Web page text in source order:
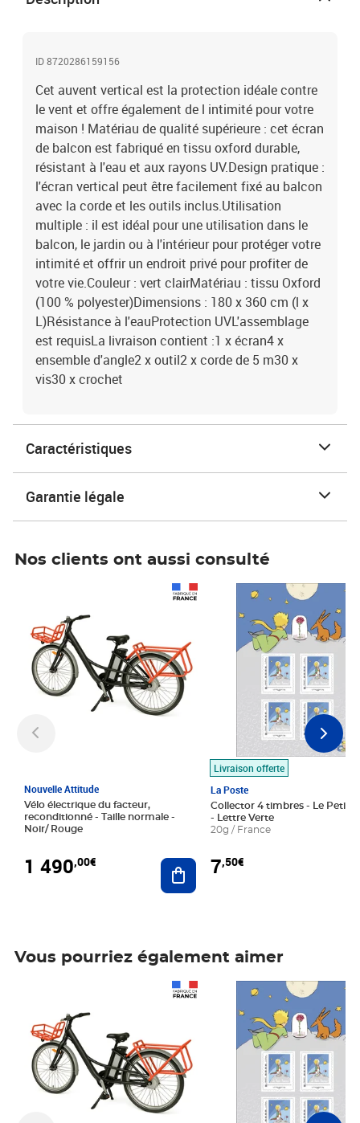
ID 8720286159156
Cet auvent vertical est la protection idéale contre
le vent et offre également de l intimité pour votre
maison ! Matériau de qualité supérieure : cet écran
de balcon est fabriqué en tissu oxford durable,
résistant à l'eau et aux rayons UV.Design pratique :
l'écran vertical peut être facilement fixé au balcon
avec la corde et les outils inclus.Utilisation
multiple : il est idéal pour une utilisation dans le
balcon, le jardin ou à l'intérieur pour protéger votre
intimité et offrir un endroit privé pour profiter de
votre vie.Couleur : vert clairMatériau : tissu Oxford
(100 % polyester)Dimensions : 180 x 360 cm (l x
L)Résistance à l'eauProtection UVL'assemblage
est requisLa livraison contient :1 x écran4 x
ensemble d'angle2 x outil2 x corde de 5 m30 x
vis30 x crochet
Caractéristiques
Garantie légale
Nos clients ont aussi consulté
Nouvelle Attitude
Vélo électrique du facteur,
reconditionné - Taille normale -
Noir/ Rouge
1 490,00€ Ajouter au panier
Livraison offerte
La Poste
Collector 4 timbres - Le Petit
- Lettre Verte
20g / France
7,50€
Prix 7,50€
Vous pourriez également aimer
Prix 7,50€